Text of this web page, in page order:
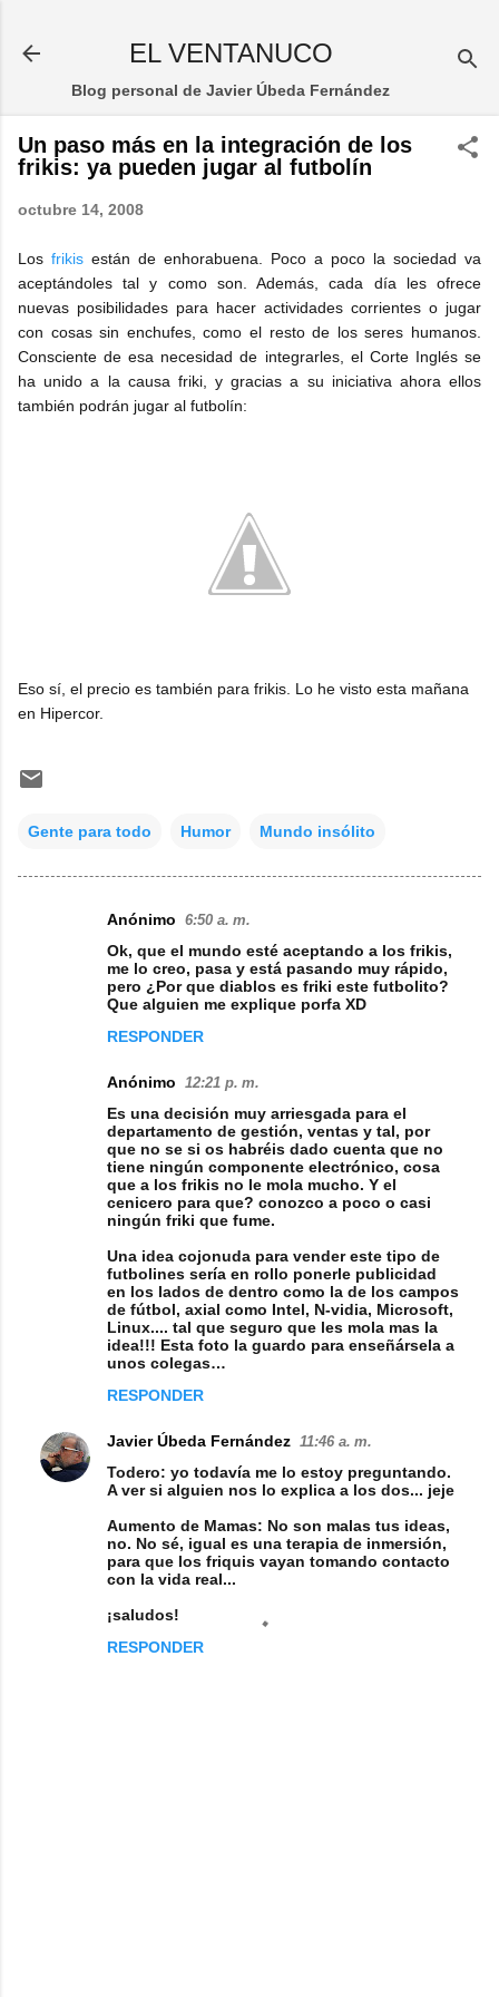
EL VENTANUCO
Blog personal de Javier Úbeda Fernández
Un paso más en la integración de los
frikis: ya pueden jugar al futbolín
octubre 14, 2008
Los frikis están de enhorabuena. Poco a poco la sociedad va
aceptándoles tal y como son. Además, cada día les ofrece
nuevas posibilidades para hacer actividades corrientes o jugar
con cosas sin enchufes, como el resto de los seres humanos.
Consciente de esa necesidad de integrarles, el Corte Inglés se
ha unido a la causa friki, y gracias a su iniciativa ahora ellos
también podrán jugar al futbolín:
Eso sí, el precio es también para frikis. Lo he visto esta mañana
en Hipercor.
Gente para todo Humor Mundo insólito
Anónimo 6:50 a. m.
Ok, que el mundo esté aceptando a los frikis,
me lo creo, pasa y está pasando muy rápido,
pero ¿Por que diablos es friki este futbolito?
Que alguien me explique porfa XD
RESPONDER
Anónimo 12:21 p. m.
Es una decisión muy arriesgada para el
departamento de gestión, ventas y tal, por
que no se si os habréis dado cuenta que no
tiene ningún componente electrónico, cosa
que a los frikis no le mola mucho. Y el
cenicero para que? conozco a poco o casi
ningún friki que fume.
Una idea cojonuda para vender este tipo de
futbolines sería en rollo ponerle publicidad
en los lados de dentro como la de los campos
de fútbol, axial como Intel, N-vidia, Microsoft,
Linux.... tal que seguro que les mola mas la
idea!!! Esta foto la guardo para enseñársela a
unos colegas…
RESPONDER
Javier Úbeda Fernández 11:46 a. m.
Todero: yo todavía me lo estoy preguntando.
A ver si alguien nos lo explica a los dos... jeje
Aumento de Mamas: No son malas tus ideas,
no. No sé, igual es una terapia de inmersión,
para que los friquis vayan tomando contacto
con la vida real...
¡saludos!
RESPONDER